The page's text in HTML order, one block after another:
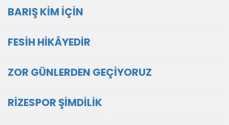
BARIŞ KİM İÇİN
FESİH HİKÂYEDİR
ZOR GÜNLERDEN GEÇİYORUZ
RİZESPOR ŞİMDİLİK